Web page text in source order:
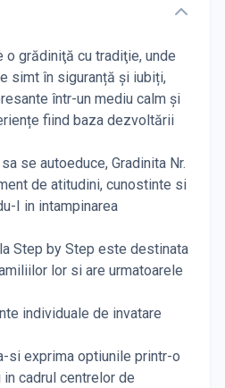
o grădiniţă cu tradiţie, unde
simt în siguranță și iubiți,
într-un mediu calm și
fiind baza dezvoltării
se autoeduce, Gradinita Nr.
de atitudini, cunostinte si
I in intampinarea
Step by Step este destinata
lor si are urmatoarele
individuale de invatare
si exprima optiunile printr-o
cadrul centrelor de